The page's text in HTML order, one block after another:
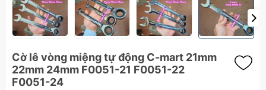
Cờ lê vòng miệng tự động C-mart 21mm
22mm 24mm F0051-21 F0051-22
F0051-24